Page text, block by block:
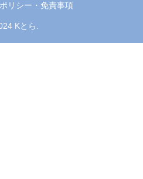
リシー・免責事項
Kとら.